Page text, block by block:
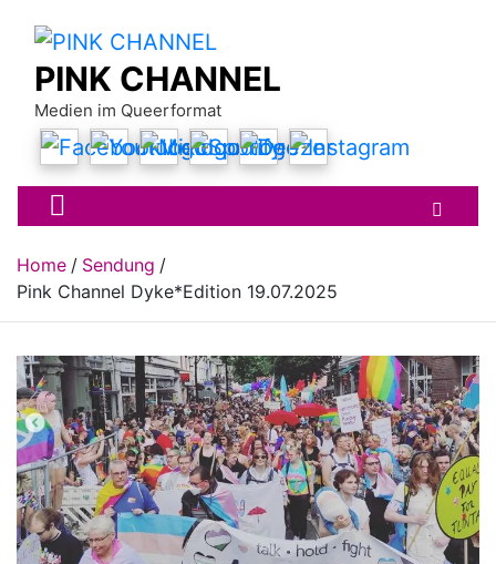
contentPINK CHANNEL
Medien im Queerformat
Home
Sendung
Pink Channel Dyke*Edition 19.07.2025